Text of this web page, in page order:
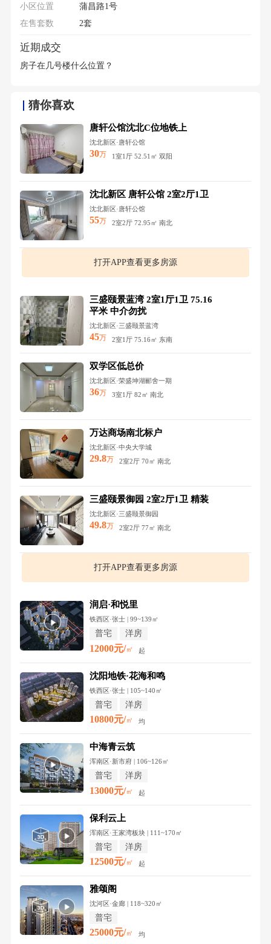
小区位置
蒲昌路1号
在售套数
2套
近期成交
房子在几号楼什么位置？
猜你喜欢
唐轩公馆沈北C位地铁上
沈北新区·唐轩公馆
30万 1室1厅 52.51㎡ 双阳
沈北新区 唐轩公馆 2室2厅1卫
沈北新区·唐轩公馆
55万 2室2厅 72.95㎡ 南北
打开APP查看更多房源
三盛颐景蓝湾 2室1厅1卫 75.16
平米 中介勿扰
沈北新区·三盛颐景蓝湾
45万 2室1厅 75.16㎡ 东南
双学区低总价
沈北新区·荣盛坤湖郦舍一期
36万 3室1厅 82㎡ 南北
万达商场南北标户
沈北新区·中央大学城
29.8万 2室2厅 70㎡ 南北
三盛颐景御园 2室2厅1卫 精装
沈北新区·三盛颐景御园
49.8万 2室2厅 77㎡ 南北
打开APP查看更多房源
润启·和悦里
铁西区·张士 | 99~139㎡
普宅 洋房
12000元/㎡ 起
沈阳地铁·花海和鸣
铁西区·张士 | 105~140㎡
普宅 洋房
10800元/㎡ 均
中海青云筑
浑南区·新市府 | 106~126㎡
普宅 洋房
13000元/㎡ 起
保利云上
浑南区·王家湾板块 | 111~170㎡
普宅 洋房
12500元/㎡ 起
雅颂阁
沈河区·金廊 | 118~320㎡
普宅
25000元/㎡ 均